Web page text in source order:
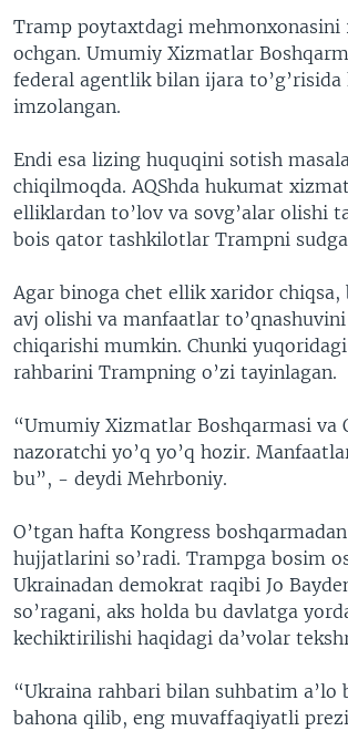
Tramp poytaxtdagi mehmonxonasini
ochgan. Umumiy Xizmatlar
federal agentlik bilan ijara to’g’risida
imzolangan.
Endi esa lizing huquqini sotish
chiqilmoqda. AQShda hukumat
elliklardan to’lov va sovg’alar olishi
bois qator tashkilotlar Trampni
Agar binoga chet ellik xaridor chiqsa,
avj olishi va manfaatlar
chiqarishi mumkin. Chunki
rahbarini Trampning o’zi tayinlagan.
“Umumiy Xizmatlar Boshqarmasi va
nazoratchi yo’q yo’q hozir.
bu”, - deydi Mehrboniy.
O’tgan hafta Kongress
hujjatlarini so’radi. Trampga bosim
Ukrainadan demokrat raqibi Jo
so’ragani, aks holda bu davlatga
kechiktirilishi haqidagi da’volar
“Ukraina rahbari bilan suhbatim a’lo
bahona qilib, eng muvaffaqiyatli